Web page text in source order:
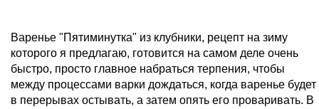
Варенье "Пятиминутка" из клубники, рецепт на зиму
которого я предлагаю, готовится на самом деле очень
быстро, просто главное набраться терпения, чтобы
между процессами варки дождаться, когда варенье будет
в перерывах остывать, а затем опять его проваривать. В